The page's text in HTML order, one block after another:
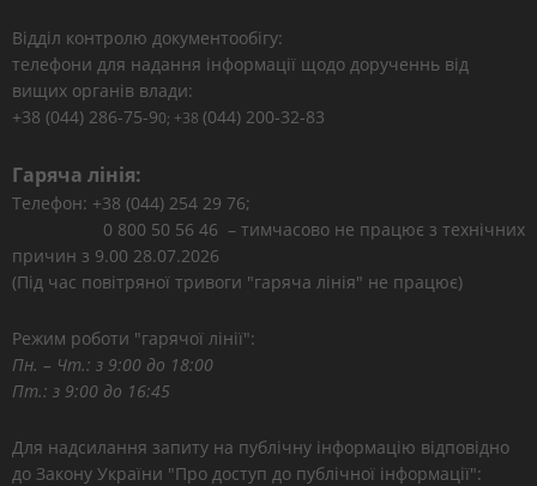
Відділ контролю документообігу:
телефони для надання інформації щодо дорученнь від
вищих органів влади:
+38 (044) 286-75-90; +38 (044) 200-32-83
Гаряча лінія:
Телефон: +38 (044) 254 29 76;
0 800 50 56 46 – тимчасово не працює з технічних
причин з 9.00 28.07.2026
(Під час повітряної тривоги "гаряча лінія" не працює)
Режим роботи "гарячої лінії":
Пн. – Чт.: з 9:00 до 18:00
Пт.: з 9:00 до 16:45
Для надсилання запиту на публічну інформацію відповідно
до Закону України "Про доступ до публічної інформації":